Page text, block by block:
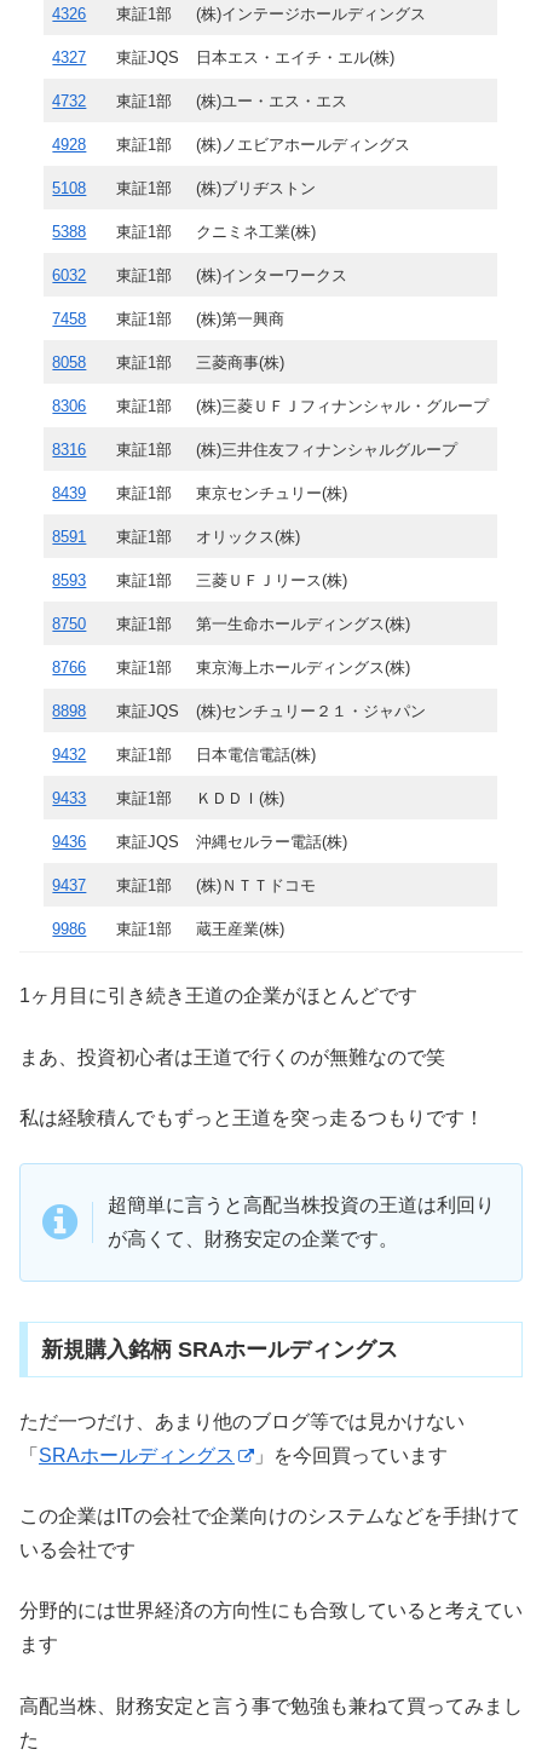
4326 東証1部 (株)インテージホールディングス
4327 東証JQS 日本エス・エイチ・エル(株)
4732 東証1部 (株)ユー・エス・エス
4928 東証1部 (株)ノエビアホールディングス
5108 東証1部 (株)ブリヂストン
5388 東証1部 クニミネ工業(株)
6032 東証1部 (株)インターワークス
7458 東証1部 (株)第一興商
8058 東証1部 三菱商事(株)
8306 東証1部 (株)三菱ＵＦＪフィナンシャル・グループ
8316 東証1部 (株)三井住友フィナンシャルグループ
8439 東証1部 東京センチュリー(株)
8591 東証1部 オリックス(株)
8593 東証1部 三菱ＵＦＪリース(株)
8750 東証1部 第一生命ホールディングス(株)
8766 東証1部 東京海上ホールディングス(株)
8898 東証JQS (株)センチュリー２１・ジャパン
9432 東証1部 日本電信電話(株)
9433 東証1部 ＫＤＤＩ(株)
9436 東証JQS 沖縄セルラー電話(株)
9437 東証1部 (株)ＮＴＴドコモ
9986 東証1部 蔵王産業(株)
1ヶ月目に引き続き王道の企業がほとんどです
まあ、投資初心者は王道で行くのが無難なので笑
私は経験積んでもずっと王道を突っ走るつもりです！
超簡単に言うと高配当株投資の王道は利回り
が高くて、財務安定の企業です。
新規購入銘柄 SRAホールディングス
ただ一つだけ、あまり他のブログ等では見かけない
「 SRAホールディングス 」を今回買っています
この企業はITの会社で企業向けのシステムなどを手掛けて
いる会社です
分野的には世界経済の方向性にも合致していると考えてい
ます
高配当株、財務安定と言う事で勉強も兼ねて買ってみまし
た